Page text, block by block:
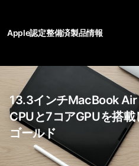
Apple認定整備済製品情報
13.3インチMacBook
CPUと7コアGPUを搭
ゴールド